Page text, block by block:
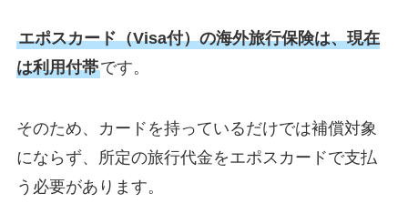
エポスカード（Visa付）の海外旅行保険は、現在
は利用付帯です。
そのため、カードを持っているだけでは補償対象
にならず、所定の旅行代金をエポスカードで支払
う必要があります。